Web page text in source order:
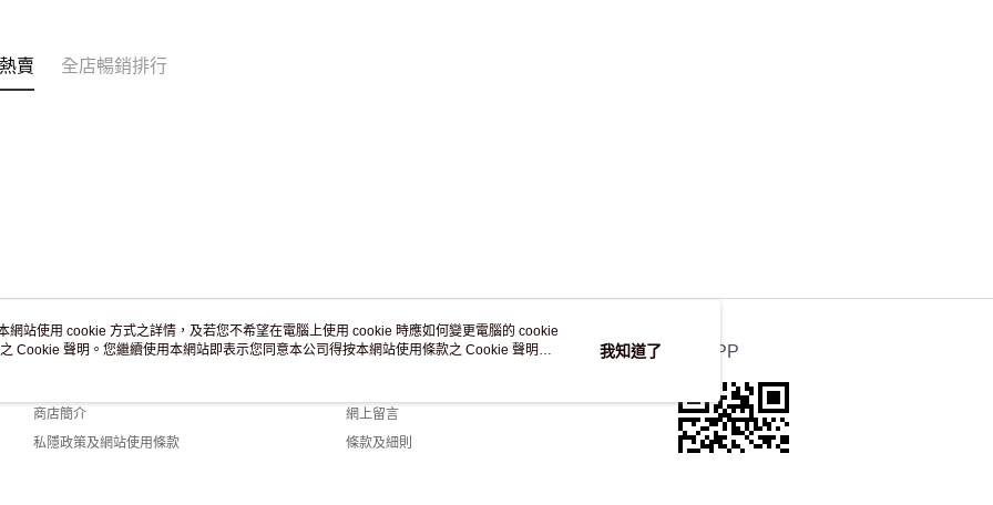
賣 全店暢銷排行
關於我們
商店簡介
私隱政策及網站使用條款
客戶服務
網上留言
條款及細則
官方APP
網站使用 cookie 方式之詳情，及若您不希望在電腦上使用 cookie 時應如何變更電腦的 cookie
Cookie 聲明。您繼續使用本網站即表示您同意本公司得按本網站使用條款之 Cookie 聲明使
我知道了